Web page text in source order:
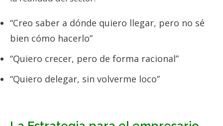
“Creo saber a dónde quiero llegar, pero no sé
bien cómo hacerlo”
“Quiero crecer, pero de forma racional”
“Quiero delegar, sin volverme loco”